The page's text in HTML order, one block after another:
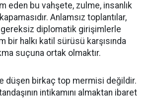
eden bu vahşete, zulme, insanlık
Anlamsız toplantılar,
diplomatik girişimlerle
bir halkı katil sürüsü karşısında
suçuna ortak olmaktır.
düşen birkaç top mermisi değildir.
intikamını almaktan ibaret